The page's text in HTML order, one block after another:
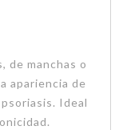
de manchas o
apariencia de
Ideal